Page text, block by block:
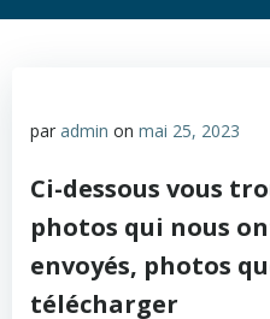
par admin on mai 25, 2023
Ci-dessous vous
photos qui nous
envoyés, photos
télécharger